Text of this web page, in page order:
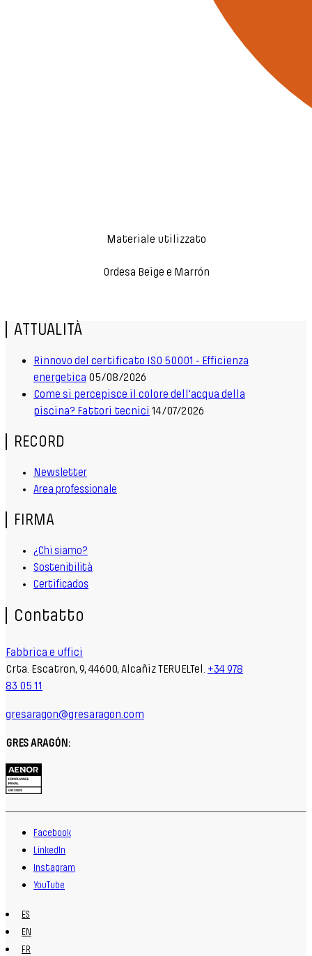
Materiale utilizzato
Ordesa Beige e Marrón
ATTUALITÀ
Rinnovo del certificato ISO 50001 - Efficienza
energetica 05/08/2026
Come si percepisce il colore dell'acqua della
piscina? Fattori tecnici 14/07/2026
RECORD
Newsletter
Area professionale
FIRMA
¿Chi siamo?
Sostenibilità
Certificados
Contatto
Fabbrica e uffici
Crta. Escatron, 9, 44600, Alcañiz TERUELTel. +34 978
83 05 11
gresaragon@gresaragon.com
GRES ARAGÓN:
Facebook
LinkedIn
Instagram
YouTube
ES
EN
FR